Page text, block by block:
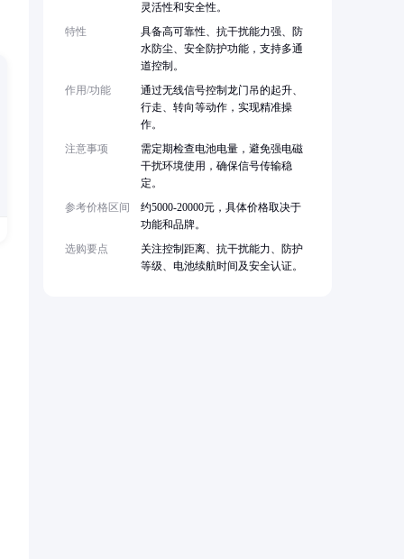
灵活性和安全性。
特性
具备高可靠性、抗干扰能力强、防
水防尘、安全防护功能，支持多通
道控制。
作用/功能
通过无线信号控制龙门吊的起升、
行走、转向等动作，实现精准操
作。
注意事项
需定期检查电池电量，避免强电磁
干扰环境使用，确保信号传输稳
定。
参考价格区间
约5000-20000元，具体价格取决于
功能和品牌。
选购要点
关注控制距离、抗干扰能力、防护
等级、电池续航时间及安全认证。